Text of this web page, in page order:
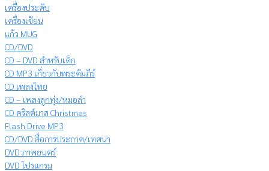
เครื่องประดับ
เครื่องเขียน
แก้ว MUG
CD/DVD
CD – DVD สำหรับเด็ก
CD MP3 เกี่ยวกับพระคัมภีร์
CD เพลงไทย
CD – เพลงลูกทุ่ง/หมอลำ
CD คริสต์มาส Christmas
Flash Drive MP3
CD/DVD สื่อการประกาศ/เทศนา
DVD ภาพยนตร์
DVD โปรแกรม